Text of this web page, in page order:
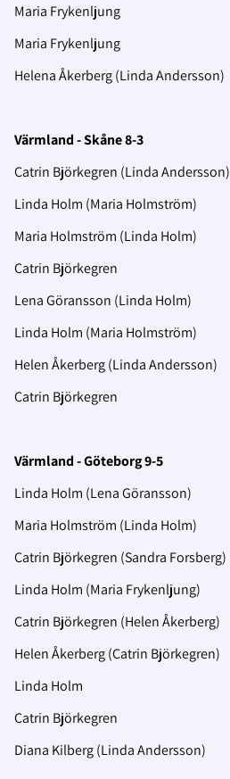
Maria Frykenljung
Maria Frykenljung
Helena Åkerberg (Linda Andersson)
Värmland - Skåne 8-3
Catrin Björkegren (Linda Andersson)
Linda Holm (Maria Holmström)
Maria Holmström (Linda Holm)
Catrin Björkegren
Lena Göransson (Linda Holm)
Linda Holm (Maria Holmström)
Helen Åkerberg (Linda Andersson)
Catrin Björkegren
Värmland - Göteborg 9-5
Linda Holm (Lena Göransson)
Maria Holmström (Linda Holm)
Catrin Björkegren (Sandra Forsberg)
Linda Holm (Maria Frykenljung)
Catrin Björkegren (Helen Åkerberg)
Helen Åkerberg (Catrin Björkegren)
Linda Holm
Catrin Björkegren
Diana Kilberg (Linda Andersson)